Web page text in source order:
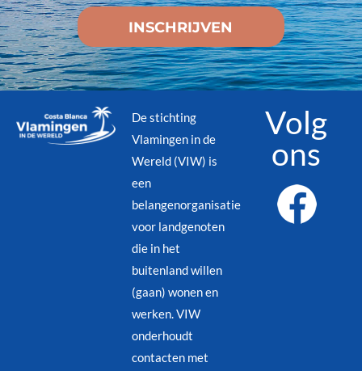
De stichting
Vlamingen in de
Wereld (VIW) is
een
belangenorganisatie
voor landgenoten
die in het
buitenland willen
(gaan) wonen en
werken. VIW
onderhoudt
contacten met
Volg
ons